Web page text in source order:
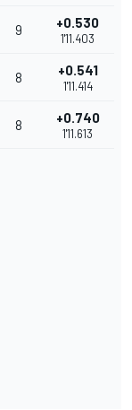
9 +0.530
1'11.403
8 +0.541
1'11.414
8 +0.740
1'11.613